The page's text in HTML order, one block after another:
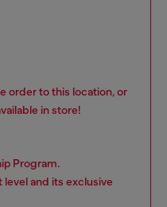
order to this location, or
in store!
Program.
and its exclusive